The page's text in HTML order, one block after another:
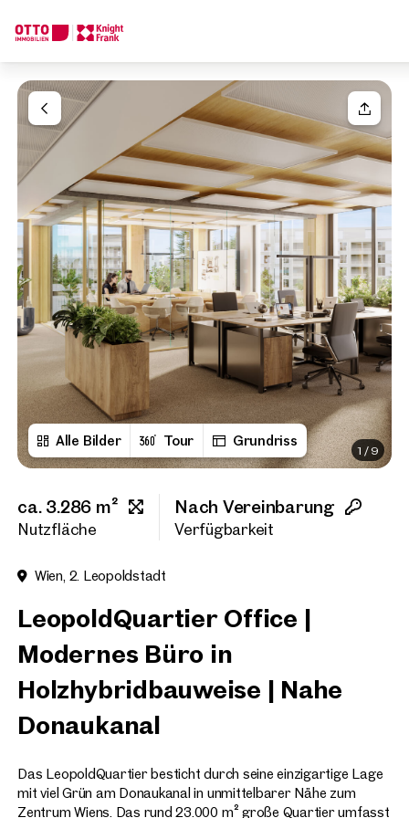
Alle Bilder Tour Grundriss
1 /9
ca. 3.286 m²
Nutzfläche
Nach Vereinbarung
Verfügbarkeit
Wien, 2. Leopoldstadt
LeopoldQuartier Office |
Modernes Büro in
Holzhybridbauweise | Nahe
Donaukanal
Das LeopoldQuartier besticht durch seine einzigartige Lage
mit viel Grün am Donaukanal in unmittelbarer Nähe zum
Zentrum Wiens. Das rund 23.000 m² große Quartier umfasst
Ihre Anfrage
Ihre Nachricht
Anrede
Bitte wählen
Titel(optional)
Vorname
Nachname
Ich möchte regelmäßig
GmbH die angegebenen
Wir finden Ihre
Traumimmobilie
Sagen Sie uns was Sie suchen und wir finden Ihre
Wie möchten Sie uns kontaktieren?
Online
Immobilie konfigurieren & finden lassen
Direkte:r Ansprechpartner:in
Anrufen oder Rückruf vereinbaren